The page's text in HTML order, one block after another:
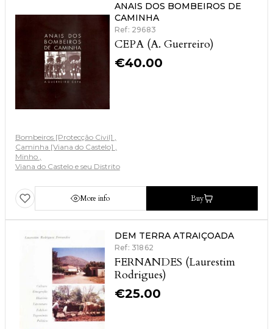
ANAIS DOS BOMBEIROS DE
CAMINHA
Ref: 29683
CEPA (A. Guerreiro)
€40.00
Bombeiros [Protecção Civil]
Caminha [Viana do Castelo]
Minho
Viana do Castelo e seu Distrito
More info Buy
DEM TERRA ATRAIÇOADA
Ref: 31862
FERNANDES (Laurestim
Rodrigues)
€25.00